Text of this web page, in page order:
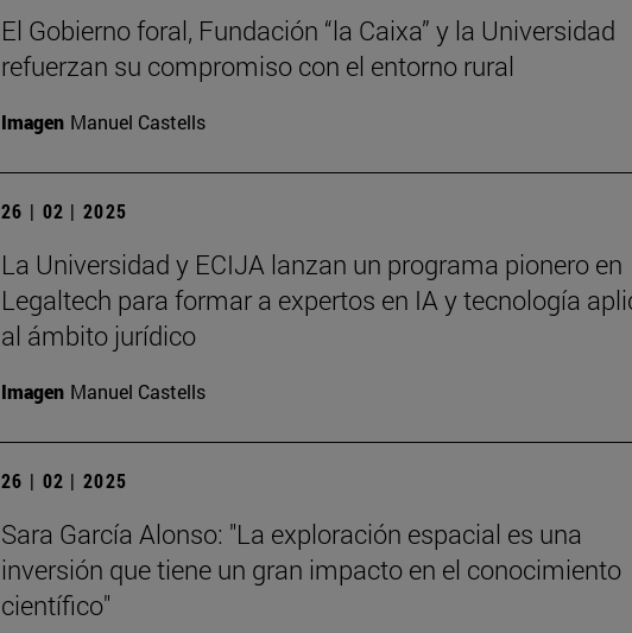
El Gobierno foral, Fundación “la Caixa” y la Universidad
refuerzan su compromiso con el entorno rural
Imagen Manuel Castells
26 | 02 | 2025
La Universidad y ECIJA lanzan un programa pionero en
Legaltech para formar a expertos en IA y tecnología
al ámbito jurídico
Imagen Manuel Castells
26 | 02 | 2025
Sara García Alonso: "La exploración espacial es una
inversión que tiene un gran impacto en el conocimiento
científico"